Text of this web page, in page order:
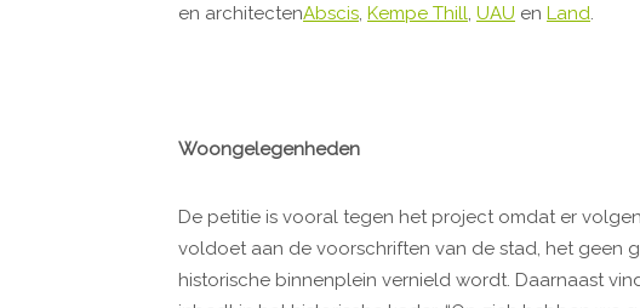
en architectenAbscis, Kempe Thill, UAU en Land.
Woongelegenheden
De petitie is vooral tegen het project omdat er
voldoet aan de voorschriften van de stad, het geen
historische binnenplein vernield wordt. Daarnaast